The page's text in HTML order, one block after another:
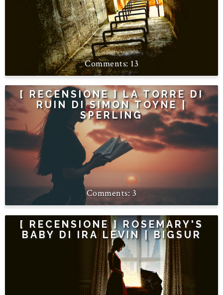
13
[ RECENSIONE ] LA TORRE DI
RUIN DI SIMON TOYNE |
SPERLING
3
[ RECENSIONE ] ROSEMARY'S
BABY DI IRA LEVIN | BIGSUR